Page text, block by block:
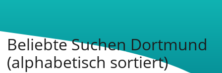
Beliebte Suchen Dortmund
(alphabetisch sortiert)